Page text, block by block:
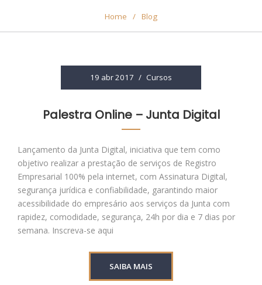
Home / Blog
19 abr 2017 / Cursos
Palestra Online – Junta Digital
Lançamento da Junta Digital, iniciativa que tem como
objetivo realizar a prestação de serviços de Registro
Empresarial 100% pela internet, com Assinatura Digital,
segurança jurídica e confiabilidade, garantindo maior
acessibilidade do empresário aos serviços da Junta com
rapidez, comodidade, segurança, 24h por dia e 7 dias por
semana. Inscreva-se aqui
SAIBA MAIS